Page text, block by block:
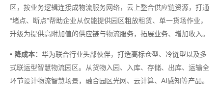
区，按业务逻辑连接成物流服务网络，云上整合供应链资源，打通
“堵点、断点”帮助企业从仅能提供园区粗放租赁、单一货场作业，
升级为提供高附加值的供应链与物流服务，拓展业务、增加收入。
• 降成本： 华为联合行业头部伙伴，打造高标仓型、冷链型以及多
式联运型智慧物流园区。从货物入园、入库、存储、出库、运输全
环节设计物流智慧场景，融合园区光网、云计算、AI感知等产品。